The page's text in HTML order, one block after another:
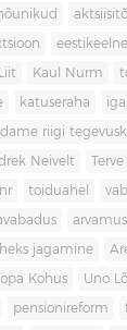
Kaul Nurm
katuseraha
riigi
Neivelt
nr toiduahel
jagamine
Kohus Uno
pensionireform